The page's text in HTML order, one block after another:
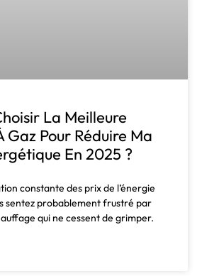
La Meilleure
Gaz Pour Réduire Ma
En 2025 ?
constante des prix de l’énergie
sentez probablement frustré par
qui ne cessent de grimper.